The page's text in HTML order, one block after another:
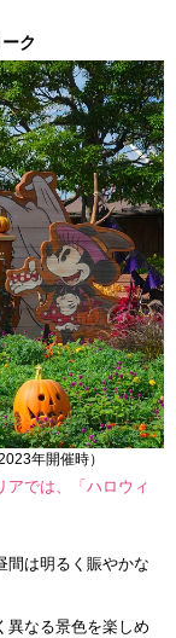
ク
年開催時）
アでは、「ハロウィ
間は明るく賑やかな
異なる景色を楽しめ